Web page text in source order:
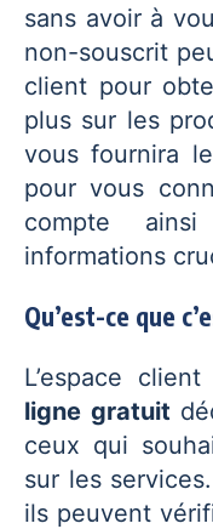
sans avoir à
non-souscrit
client pour
plus sur les
vous fournira
pour vous
compte
informations
Qu’est-ce que
L’espace
ligne gratuit
ceux qui
sur les
ils peuvent